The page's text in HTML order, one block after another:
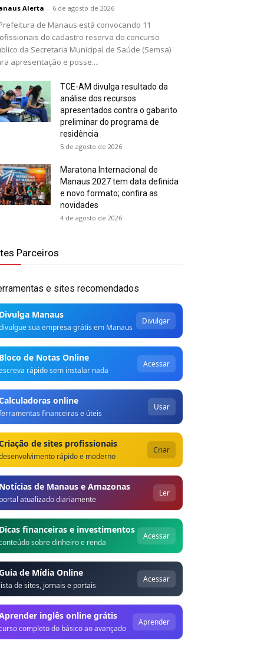
Alerta - 6 de agosto de 2026
de Manaus está convocando 11
do cadastro reserva do concurso
da Secretaria Municipal de Saúde (Semsa)
apresentação e posse....
TCE-AM divulga resultado da
análise dos recursos
apresentados contra o gabarito
preliminar do programa de
residência
5 de agosto de 2026
Maratona Internacional de
Manaus 2027 tem data definida
e novo formato; confira as
novidades
4 de agosto de 2026
Parceiros
e sites recomendados
Manaus
sua empresa grátis em Manaus
Divulgar
de Notas Online
rápido sem instalar nada
Acessar
online
financeiras e úteis
Usar
de sites profissionais
rápido e moderno
Criar
de Manaus e Amazonas
atualizado diariamente
Ler
financeiras e investimentos
sobre dinheiro e renda
Acessar
de Mídia Online
de sites, jornais e portais
Acessar
inglês online grátis
completo do básico ao avançado
Aprender